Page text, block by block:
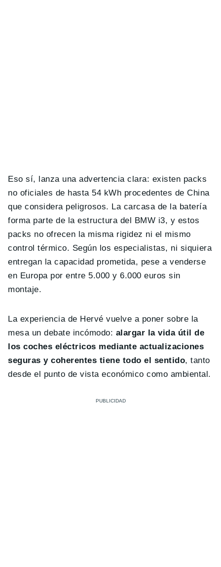
Eso sí, lanza una advertencia clara: existen packs
no oficiales de hasta 54 kWh procedentes de China
que considera peligrosos. La carcasa de la batería
forma parte de la estructura del BMW i3, y estos
packs no ofrecen la misma rigidez ni el mismo
control térmico. Según los especialistas, ni siquiera
entregan la capacidad prometida, pese a venderse
en Europa por entre 5.000 y 6.000 euros sin
montaje.
La experiencia de Hervé vuelve a poner sobre la
mesa un debate incómodo: alargar la vida útil de
los coches eléctricos mediante actualizaciones
seguras y coherentes tiene todo el sentido, tanto
desde el punto de vista económico como ambiental.